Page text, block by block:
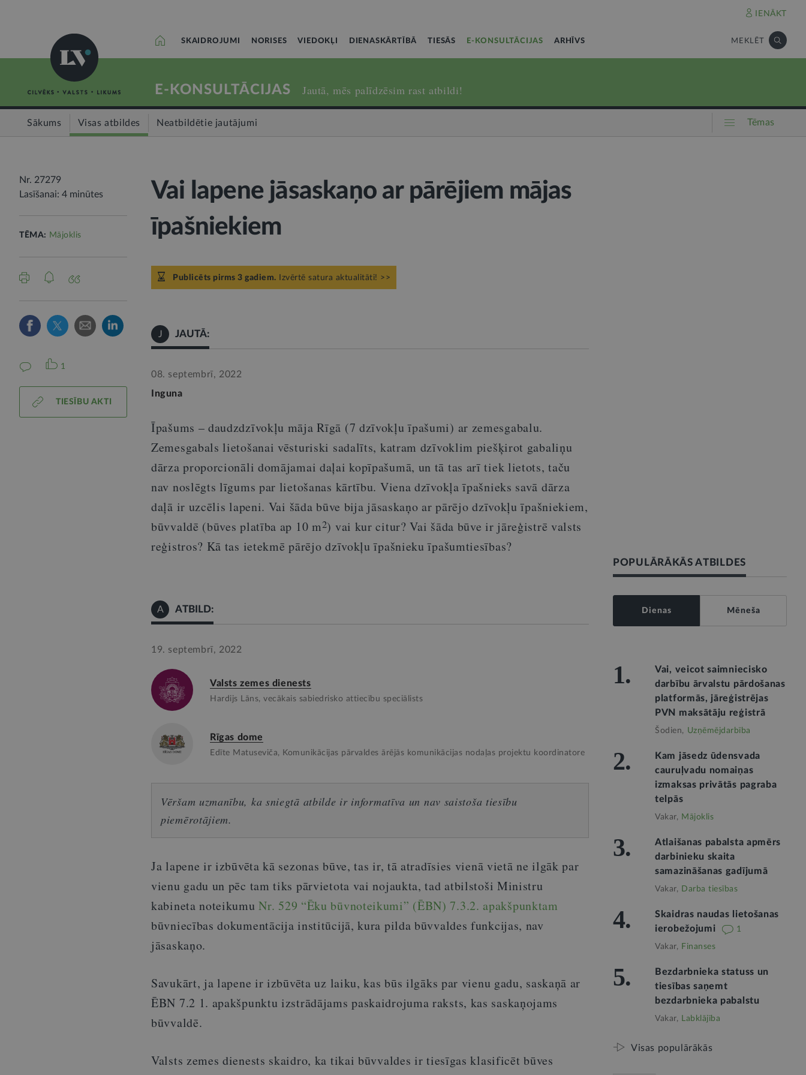
IENĀKT
SKAIDROJUMI NORISES VIEDOKĻI DIENASKĀRTĪBĀ TIESĀS E-KONSULTĀCIJAS ARHĪVS MEKLĒT
E-KONSULTĀCIJAS Jautā, mēs palīdzēsim rast atbildi!
Sākums Visas atbildes Neatbildētie jautājumi Tēmas
Nr. 27279
Lasīšanai: 4 minūtes
TĒMA: Mājoklis
1
TIESĪBU AKTI
Vai lapene jāsaskaņo ar pārējiem mājas
īpašniekiem
Publicēts pirms 3 gadiem. Izvērtē satura aktualitāti! >>
J JAUTĀ:
08. septembrī, 2022
Inguna
Īpašums – daudzdzīvokļu māja Rīgā (7 dzīvokļu īpašumi) ar zemesgabalu.
Zemesgabals lietošanai vēsturiski sadalīts, katram dzīvoklim piešķirot gabaliņu
dārza proporcionāli domājamai daļai kopīpašumā, un tā tas arī tiek lietots, taču
nav noslēgts līgums par lietošanas kārtību. Viena dzīvokļa īpašnieks savā dārza
daļā ir uzcēlis lapeni. Vai šāda būve bija jāsaskaņo ar pārējo dzīvokļu īpašniekiem,
būvvaldē (būves platība ap 10 m2) vai kur citur? Vai šāda būve ir jāreģistrē valsts
reģistros? Kā tas ietekmē pārējo dzīvokļu īpašnieku īpašumtiesības?
A ATBILD:
19. septembrī, 2022
Valsts zemes dienests
Hardijs Lāns, vecākais sabiedrisko attiecību speciālists
Rīgas dome
Edīte Matuseviča, Komunikācijas pārvaldes ārējās komunikācijas nodaļas projektu koordinatore
Vēršam uzmanību, ka sniegtā atbilde ir informatīva un nav saistoša tiesību
piemērotājiem.
Ja lapene ir izbūvēta kā sezonas būve, tas ir, tā atradīsies vienā vietā ne ilgāk par
vienu gadu un pēc tam tiks pārvietota vai nojaukta, tad atbilstoši Ministru
kabineta noteikumu Nr. 529 “Ēku būvnoteikumi” (ĒBN) 7.3.2. apakšpunktam
būvniecības dokumentācija institūcijā, kura pilda būvvaldes funkcijas, nav
jāsaskaņo.
Savukārt, ja lapene ir izbūvēta uz laiku, kas būs ilgāks par vienu gadu, saskaņā ar
ĒBN 7.2 1. apakšpunktu izstrādājams paskaidrojuma raksts, kas saskaņojams
būvvaldē.
Valsts zemes dienests skaidro, ka tikai būvvaldes ir tiesīgas klasificēt būves
POPULĀRĀKĀS ATBILDES
Dienas Mēneša
1.
Vai, veicot saimniecisko
darbību ārvalstu pārdošanas
platformās, jāreģistrējas
PVN maksātāju reģistrā
Šodien, Uzņēmējdarbība
2.
Kam jāsedz ūdensvada
cauruļvadu nomaiņas
izmaksas privātās pagraba
telpās
Vakar, Mājoklis
3.
Atlaišanas pabalsta apmērs
darbinieku skaita
samazināšanas gadījumā
Vakar, Darba tiesības
4.
Skaidras naudas lietošanas
ierobežojumi
1
Vakar, Finanses
5.
Bezdarbnieka statuss un
tiesības saņemt
bezdarbnieka pabalstu
Vakar, Labklājība
Visas populārākās